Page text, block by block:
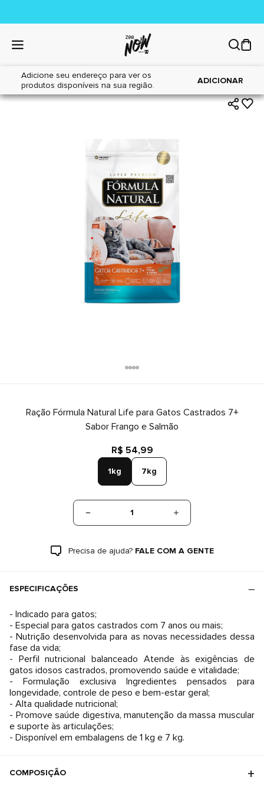
Adicione seu endereço para ver os
produtos disponíveis na sua região.
ADICIONAR
Home|Gatos|Alimentos
Ração Fórmula Natural Life para Gatos Castrados 7+
Sabor Frango e Salmão
R$ 54,99
1kg 7kg
1
Precisa de ajuda? FALE COM A GENTE
ESPECIFICAÇÕES
- Indicado para gatos;
- Especial para gatos castrados com 7 anos ou mais;
- Nutrição desenvolvida para as novas necessidades dessa
fase da vida;
- Perfil nutricional balanceado Atende às exigências de
gatos idosos castrados, promovendo saúde e vitalidade;
- Formulação exclusiva Ingredientes pensados para
longevidade, controle de peso e bem-estar geral;
- Alta qualidade nutricional;
- Promove saúde digestiva, manutenção da massa muscular
e suporte às articulações;
- Disponível em embalagens de 1 kg e 7 kg.
COMPOSIÇÃO